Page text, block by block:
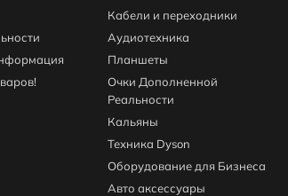
Кабели и переходники
Аудиотехника
Планшеты
Очки Дополненной
Реальности
Кальяны
Техника Dyson
Оборудование для Бизнеса
Авто аксессуары